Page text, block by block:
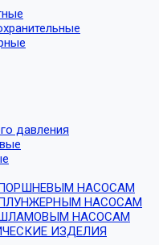
давления
НАСОСАМ
НАСОСАМ
НАСОСАМ
ИЗДЕЛИЯ